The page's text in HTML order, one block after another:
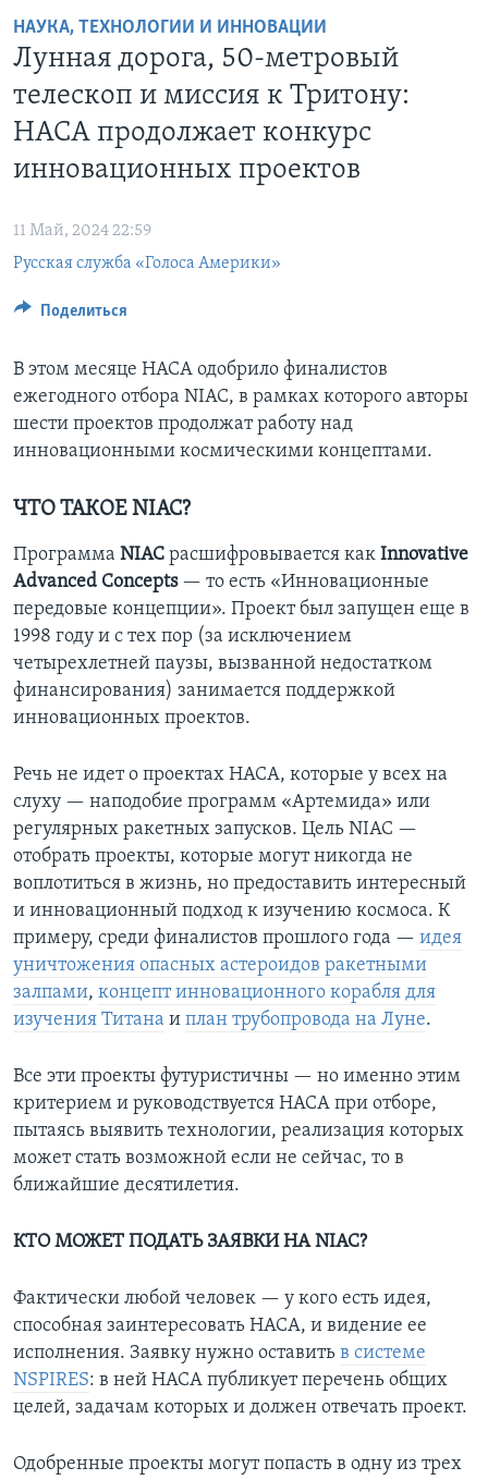
Learning English
СОЦИАЛЬНЫЕ СЕТИ
НАУКА, ТЕХНОЛОГИИ И ИННОВАЦИИ
Лунная дорога, 50-метровый
телескоп и миссия к Тритону:
НАСА продолжает конкурс
инновационных проектов
11 Май, 2024 22:59
Русская служба «Голоса Америки»
Поделиться
В этом месяце НАСА одобрило финалистов
ежегодного отбора NIAC, в рамках которого авторы
шести проектов продолжат работу над
инновационными космическими концептами.
ЧТО ТАКОЕ NIAC?
Программа NIAC расшифровывается как Innovative
Advanced Concepts— то есть «Инновационные
передовые концепции». Проект был запущен еще в
1998 году и с тех пор (за исключением
четырехлетней паузы, вызванной недостатком
финансирования) занимается поддержкой
инновационных проектов.
Речь не идет о проектах НАСА, которые у всех на
слуху — наподобие программ «Артемида» или
регулярных ракетных запусков. Цель NIAC —
отобрать проекты, которые могут никогда не
воплотиться в жизнь, но предоставить интересный
и инновационный подход к изучению космоса. К
примеру, среди финалистов прошлого года — идея
уничтожения опасных астероидов ракетными
залпами, концепт инновационного корабля для
изучения Титана и план трубопровода на Луне.
Все эти проекты футуристичны — но именно этим
критерием и руководствуется НАСА при отборе,
пытаясь выявить технологии, реализация которых
может стать возможной если не сейчас, то в
ближайшие десятилетия.
КТО МОЖЕТ ПОДАТЬ ЗАЯВКИ НА NIAC?
Фактически любой человек — у кого есть идея,
способная заинтересовать НАСА, и видение ее
исполнения. Заявку нужно оставить в системе
NSPIRES: в ней НАСА публикует перечень общих
целей, задачам которых и должен отвечать проект.
Одобренные проекты могут попасть в одну из трех